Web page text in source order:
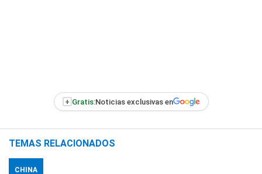
+ Gratis:Noticias exclusivas en
TEMAS RELACIONADOS
CHINA